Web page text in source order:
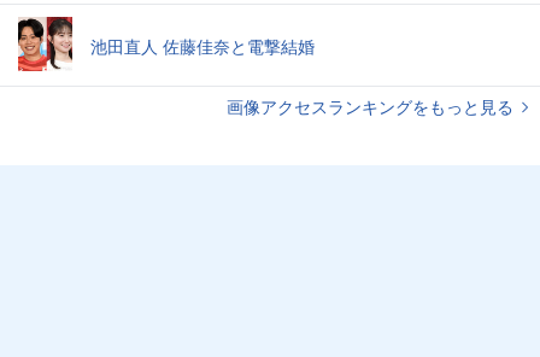
池田直人 佐藤佳奈と電撃結婚
画像アクセスランキングをもっと見る